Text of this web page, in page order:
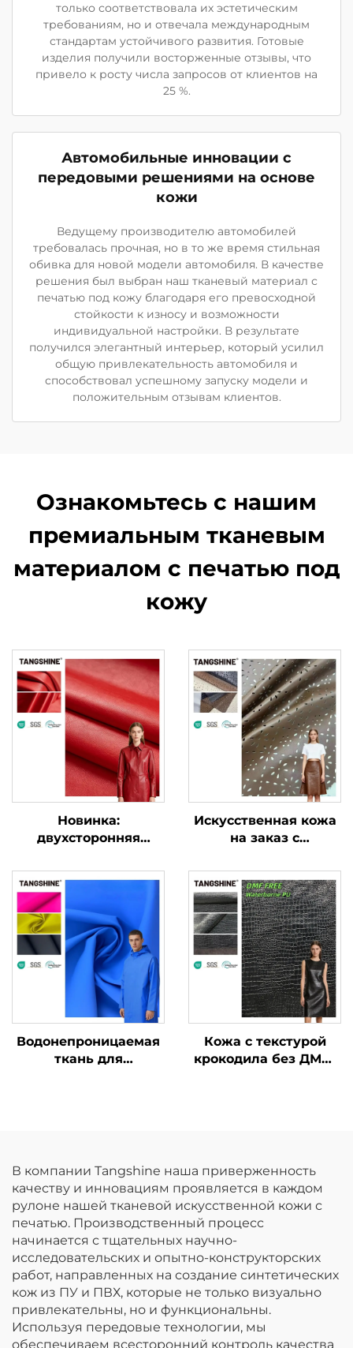
только соответствовала их эстетическим
требованиям, но и отвечала международным
стандартам устойчивого развития. Готовые
изделия получили восторженные отзывы, что
привело к росту числа запросов от клиентов на
25 %.
Автомобильные инновации с
передовыми решениями на основе
кожи
Ведущему производителю автомобилей
требовалась прочная, но в то же время стильная
обивка для новой модели автомобиля. В качестве
решения был выбран наш тканевый материал с
печатью под кожу благодаря его превосходной
стойкости к износу и возможности
индивидуальной настройки. В результате
получился элегантный интерьер, который усилил
общую привлекательность автомобиля и
способствовал успешному запуску модели и
положительным отзывам клиентов.
Ознакомьтесь с нашим
премиальным тканевым
материалом с печатью под
кожу
Новинка:
двухсторонняя
одежды,
искусственная кожа
на заказ
Искусственная кожа
на заказ с
кожеподобная ткань
для одежды и курток
Водонепроницаемая
ткань для
Кожа с текстурой
крокодила без ДМФ,
В компании Tangshine наша приверженность
качеству и инновациям проявляется в каждом
рулоне нашей тканевой искусственной кожи с
печатью. Производственный процесс
начинается с тщательных научно-
исследовательских и опытно-конструкторских
работ, направленных на создание синтетических
кож из ПУ и ПВХ, которые не только визуально
привлекательны, но и функциональны.
Используя передовые технологии, мы
обеспечиваем всесторонний контроль качества